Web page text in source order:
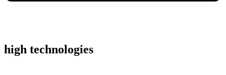
high technologies